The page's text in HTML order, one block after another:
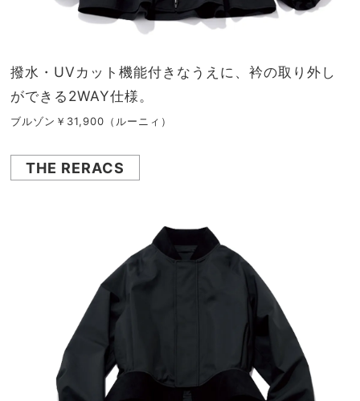
撥水・UVカット機能付きなうえに、衿の取り外し
ができる2WAY仕様。
ブルゾン￥31,900（ルーニィ）
THE RERACS